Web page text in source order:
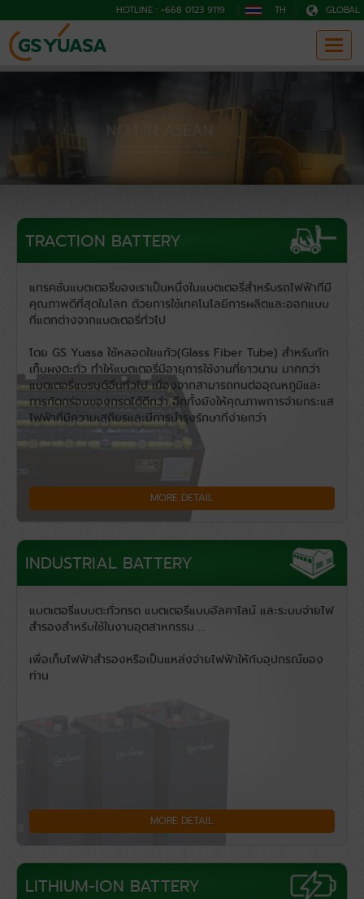
HOTLINE : +668 0123 9119 TH GLOBAL
TRACTION BATTERY
แทรคชั่นแบตเตอรี่ของเราเป็นหนึ่งในแบตเตอรี่สำหรับรถไฟฟ้าที่มี
คุณภาพดีที่สุดในโลก ด้วยการใช้เทคโนโลยีการผลิตและออกแบบ
ที่แตกต่างจากแบตเตอรี่ทั่วไป
โดย GS Yuasa ใช้หลอดใยแก้ว(Glass Fiber Tube) สำหรับกัก
เก็บผงตะกั่ว ทำให้แบตเตอรี่มีอายุการใช้งานที่ยาวนาน มากกว่า
แบตเตอรี่แบรนด์อื่นทั่วไป เนื่องจากสามารถทนต่ออุณหภูมิและ
การกัดกร่อนของกรดได้ดีกว่า อีกทั้งยังให้คุณภาพการจ่ายกระแส
ไฟฟ้าที่มีความเสถียรและมีการบำรุงรักษาที่ง่ายกว่า
MORE DETAIL
INDUSTRIAL BATTERY
แบตเตอรี่แบบตะกั่วกรด แบตเตอรี่แบบอัลคาไลน์ และระบบจ่ายไฟ
สำรองสำหรับใช้ในงานอุตสาหกรรม ...
เพื่อเก็บไฟฟ้าสำรองหรือเป็นแหล่งจ่ายไฟฟ้าให้กับอุปกรณ์ของ
ท่าน
MORE DETAIL
LITHIUM-ION BATTERY